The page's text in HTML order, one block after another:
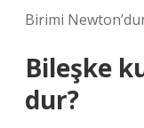
Birimi
Bileşke
dur?